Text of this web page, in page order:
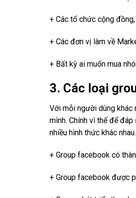
+ Các tổ chức cộng
+ Các đơn vị làm về
+ Bất kỳ ai muốn mua
3. Các loại
Với mỗi người dùng khác
mình. Chính vì thế để
nhiều hình thức khác nhau.
+ Group facebook có
+ Group facebook được